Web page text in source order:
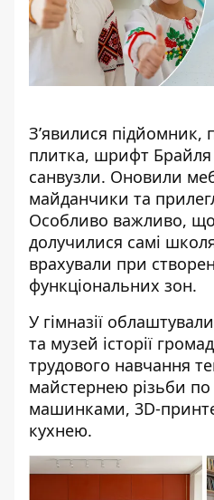
З’явилися підйомник,
плитка, шрифт Брайля
санвузли. Оновили
майданчики та
Особливо важливо,
долучилися самі
врахували при
функціональних зон.
У гімназії
та музей історії
трудового навчання
майстернею різьби
машинками, 3D-
кухнею.